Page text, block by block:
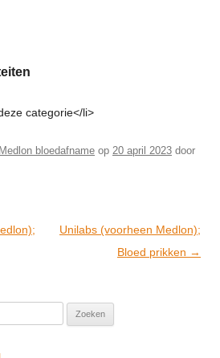
categorie</li>
Medlon bloedafname op 20 april 2023 door
Unilabs (voorheen Medlon);
Bloed prikken →